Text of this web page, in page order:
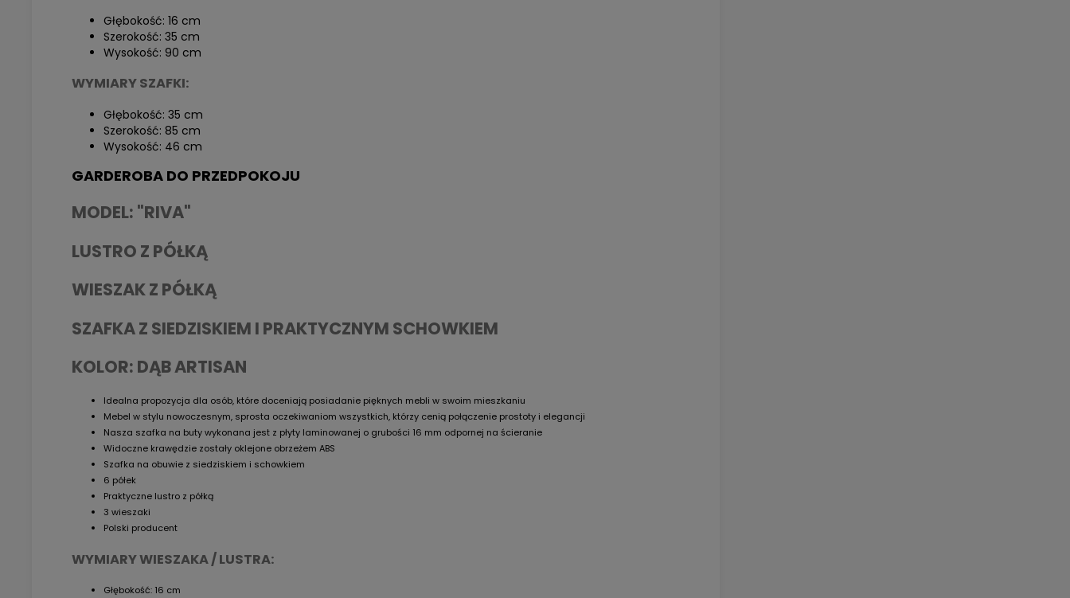
Głębokość: 16 cm
Szerokość: 35 cm
Wysokość: 90 cm
WYMIARY SZAFKI:
Głębokość: 35 cm
Szerokość: 85 cm
Wysokość: 46 cm
GARDEROBA DO PRZEDPOKOJU
MODEL: "RIVA"
LUSTRO Z PÓŁKĄ
WIESZAK Z PÓŁKĄ
SZAFKA Z SIEDZISKIEM I PRAKTYCZNYM SCHOWKIEM
KOLOR: DĄB ARTISAN
Idealna propozycja dla osób, które doceniają posiadanie pięknych mebli w swoim mieszkaniu
Mebel w stylu nowoczesnym, sprosta oczekiwaniom wszystkich, którzy cenią połączenie prostoty i elegancji
Nasza szafka na buty wykonana jest z płyty laminowanej o grubości 16 mm odpornej na ścieranie
Widoczne krawędzie zostały oklejone obrzeżem ABS
Szafka na obuwie z siedziskiem i schowkiem
6 półek
Praktyczne lustro z półką
3 wieszaki
Polski producent
WYMIARY WIESZAKA / LUSTRA:
Głębokość: 16 cm